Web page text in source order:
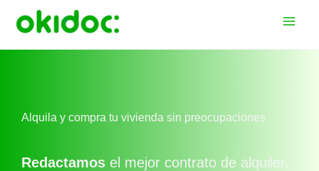
contenido
Alquila y compra tu vivienda sin preocupaciones
Redactamos el mejor contrato de alquiler,